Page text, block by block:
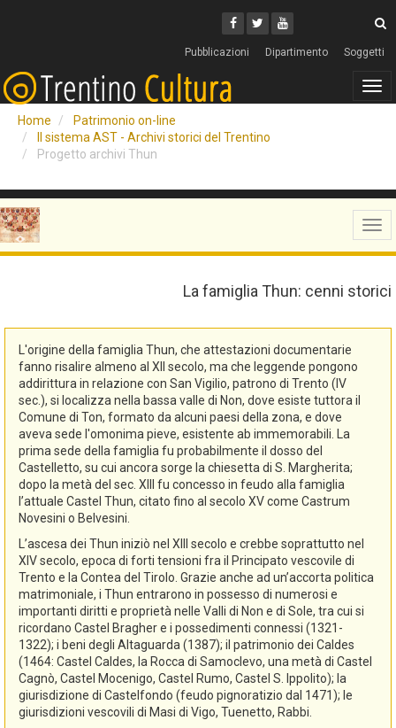
Facebook
Twitter
Youtube
Pubblicazioni Dipartimento Soggetti
Home
Patrimonio on-line
Il sistema AST - Archivi storici del Trentino
Progetto archivi Thun
La famiglia Thun: cenni storici
L'origine della famiglia Thun, che attestazioni documentarie
fanno risalire almeno al XII secolo, ma che leggende pongono
addirittura in relazione con San Vigilio, patrono di Trento (IV
sec.), si localizza nella bassa valle di Non, dove esiste tuttora il
Comune di Ton, formato da alcuni paesi della zona, e dove
aveva sede l'omonima pieve, esistente ab immemorabili. La
prima sede della famiglia fu probabilmente il dosso del
Castelletto, su cui ancora sorge la chiesetta di S. Margherita;
dopo la metà del sec. XIII fu concesso in feudo alla famiglia
l’attuale Castel Thun, citato fino al secolo XV come Castrum
Novesini o Belvesini.
L’ascesa dei Thun iniziò nel XIII secolo e crebbe soprattutto nel
XIV secolo, epoca di forti tensioni fra il Principato vescovile di
Trento e la Contea del Tirolo. Grazie anche ad un’accorta politica
matrimoniale, i Thun entrarono in possesso di numerosi e
importanti diritti e proprietà nelle Valli di Non e di Sole, tra cui si
ricordano Castel Bragher e i possedimenti connessi (1321-
1322); i beni degli Altaguarda (1387); il patrimonio dei Caldes
(1464: Castel Caldes, la Rocca di Samoclevo, una metà di Castel
Cagnò, Castel Mocenigo, Castel Rumo, Castel S. Ippolito); la
giurisdizione di Castelfondo (feudo pignoratizio dal 1471); le
giurisdizioni vescovili di Masi di Vigo, Tuenetto, Rabbi.